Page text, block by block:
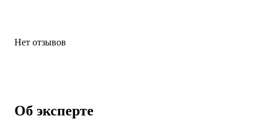
Нет отзывов
Об эксперте